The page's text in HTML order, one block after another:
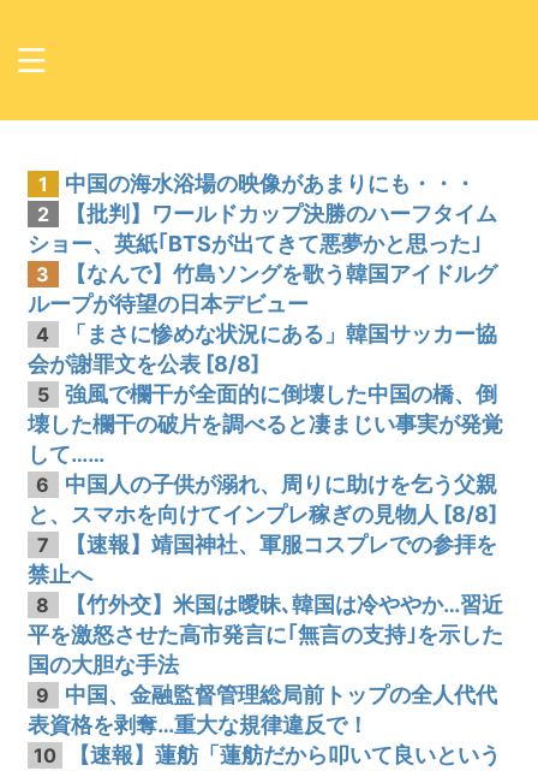
1 中国の海水浴場の映像があまりにも・・・
2
【批判】ワールドカップ決勝のハーフタイム
ショー、英紙｢BTSが出てきて悪夢かと思った｣
3
【なんで】竹島ソングを歌う韓国アイドルグ
ループが待望の日本デビュー
4
「まさに惨めな状況にある」韓国サッカー協
会が謝罪文を公表 [8/8]
5
強風で欄干が全面的に倒壊した中国の橋、倒
壊した欄干の破片を調べると凄まじい事実が発覚
して……
6
中国人の子供が溺れ、周りに助けを乞う父親
と、スマホを向けてインプレ稼ぎの見物人 [8/8]
7
【速報】靖国神社、軍服コスプレでの参拝を
禁止へ
8
【竹外交】米国は曖昧､韓国は冷ややか…習近
平を激怒させた高市発言に｢無言の支持｣を示した
国の大胆な手法
9
中国、金融監督管理総局前トップの全人代代
表資格を剥奪…重大な規律違反で！
10
【速報】蓮舫「蓮舫だから叩いて良いという